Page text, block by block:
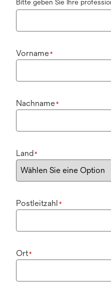
Bitte geben Sie Ihre
Vorname*
Nachname*
Land*
Postleitzahl *
Ort*